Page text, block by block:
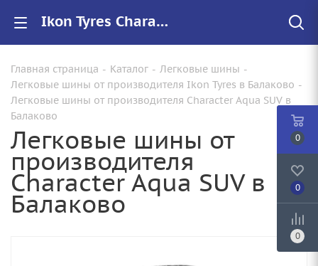
Ikon Tyres Character Aqua SUV купить в Балаково, цены на резину Character Aqua SUV для авто
Главная страница - Каталог - Легковые шины -
Легковые шины от производителя Ikon Tyres в Балаково -
Легковые шины от производителя Character Aqua SUV в
Балаково
Легковые шины от
производителя
Character Aqua SUV в
Балаково
0
0
0